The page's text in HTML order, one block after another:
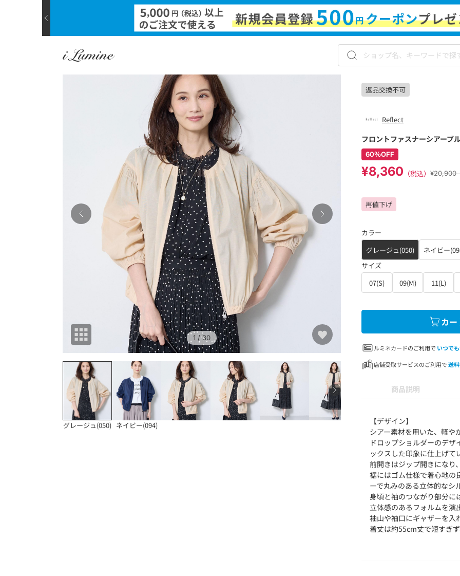
返品交換不可
1 / 30
グレージュ(050) ネイビー(094)
Reflect
フロントファスナーシアーブ
60％OFF
¥8,360 （税込） ¥20,900
再値下げ
カラー
グレージュ(050)
ネイビー
サイズ
07(S)
09(M) 11(L)
カ
ルミネカードのご利用で いつでも
店舗受取サービスのご利用で送
商品説明
【デザイン】
シアー素材を用いた、軽や
ドロップショルダーのデ
ックスした印象に仕上げて
前開きはジップ開きになり
裾にはゴム仕様で着心地の
ーで丸みのある立体的なシ
身頃と袖のつながり部分に
立体感のあるフォルムを演
袖山や袖口にギャザーを入
着丈は約55cm丈で短すぎ